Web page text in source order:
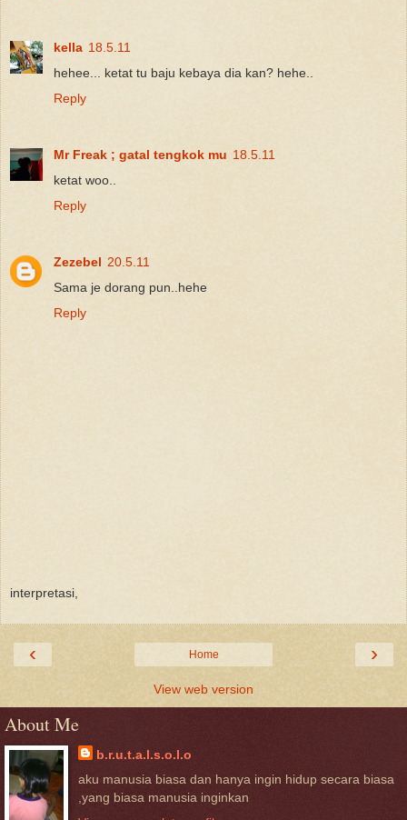
kella 18.5.11
hehee... ketat tu baju kebaya dia kan? hehe..
Reply
Mr Freak ; gatal tengkok mu 18.5.11
ketat woo..
Reply
Zezebel 20.5.11
Sama je dorang pun..hehe
Reply
interpretasi,
‹ ›
Home
View web version
About Me
b.r.u.t.a.l.s.o.l.o
aku manusia biasa dan hanya ingin hidup secara biasa
,yang biasa manusia inginkan